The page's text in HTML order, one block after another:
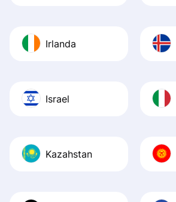
Irlanda
Israel
Kazahstan